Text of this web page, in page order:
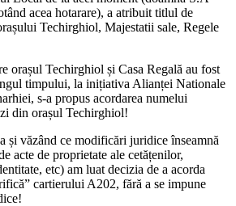
acea hotarare), a atribuit titlul de
Techirghiol, Majestatii sale, Regele
orașul Techirghiol și Casa Regală au fost
timpului, la inițiativa Alianței Nationale
s-a propus acordarea numelui
din orașul Techirghiol!
și văzând ce modificări juridice înseamnă
acte de proprietate ale cetățenilor,
etc) am luat decizia de a acorda
cartierului A202, fără a se impune